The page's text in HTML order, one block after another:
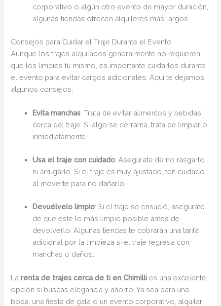
corporativo o algún otro evento de mayor duración,
algunas tiendas ofrecen alquileres más largos.
Consejos para Cuidar el Traje Durante el Evento
Aunque los trajes alquilados generalmente no requieren
que los limpies tú mismo, es importante cuidarlos durante
el evento para evitar cargos adicionales. Aquí te dejamos
algunos consejos:
Evita manchas: Trata de evitar alimentos y bebidas
cerca del traje. Si algo se derrama, trata de limpiarlo
inmediatamente.
Usa el traje con cuidado: Asegúrate de no rasgarlo
ni arrugarlo. Si el traje es muy ajustado, ten cuidado
al moverte para no dañarlo.
Devuélvelo limpio: Si el traje se ensució, asegúrate
de que esté lo más limpio posible antes de
devolverlo. Algunas tiendas te cobrarán una tarifa
adicional por la limpieza si el traje regresa con
manchas o daños.
Larenta de trajes cerca de ti en Chimilli es una excelente
opción si buscas elegancia y ahorro. Ya sea para una
boda, una fiesta de gala o un evento corporativo, alquilar